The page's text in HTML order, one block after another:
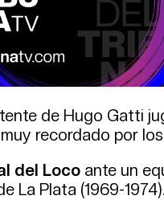
de Hugo Gatti
recordado por
del Loco ante un
La Plata (1969-